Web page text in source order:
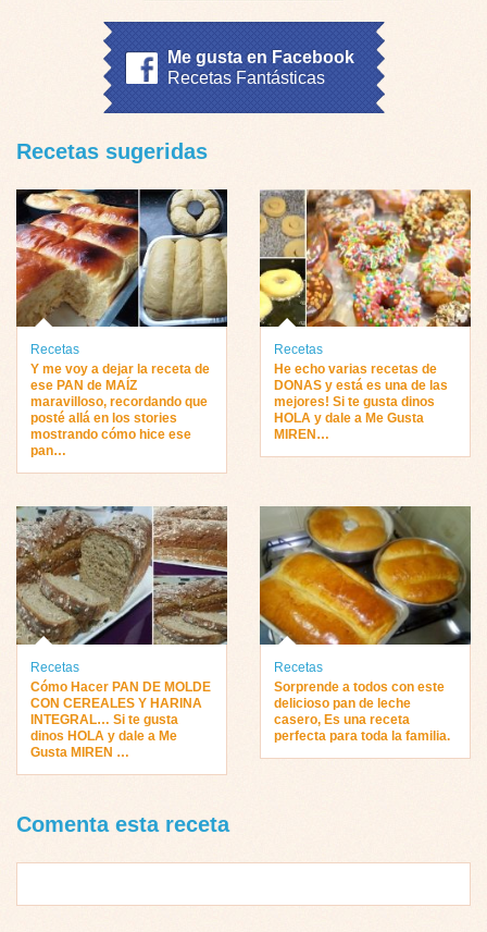
Me gusta en Facebook
Recetas Fantásticas
Recetas sugeridas
Recetas
Y me voy a dejar la receta de
ese PAN de MAÍZ
maravilloso, recordando que
posté allá en los stories
mostrando cómo hice ese
pan…
Recetas
He echo varias recetas de
DONAS y está es una de las
mejores! Si te gusta dinos
HOLA y dale a Me Gusta
MIREN…
Recetas
Cómo Hacer PAN DE MOLDE
CON CEREALES Y HARINA
INTEGRAL… Si te gusta
dinos HOLA y dale a Me
Gusta MIREN …
Recetas
Sorprende a todos con este
delicioso pan de leche
casero, Es una receta
perfecta para toda la familia.
Comenta esta receta